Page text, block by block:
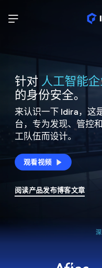
针对 人工智能
的身份安全。
来认识一下 Idira，这
台，专为发现、管控和
工队伍而设计。
观看视频
阅读产品发布博客文章